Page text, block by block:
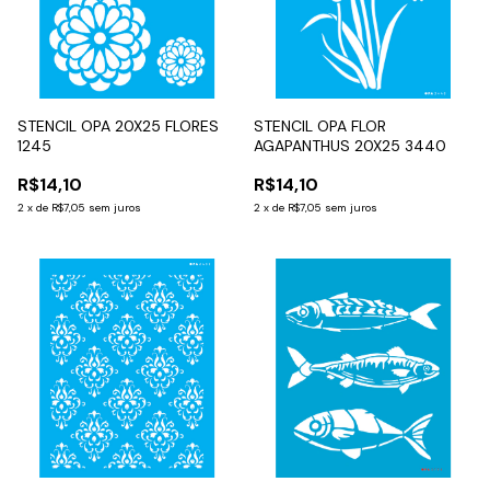
STENCIL OPA 20X25 FLORES
1245
R$14,10
2 x de R$7,05 sem juros
STENCIL OPA FLOR
AGAPANTHUS 20X25 3440
R$14,10
2 x de R$7,05 sem juros